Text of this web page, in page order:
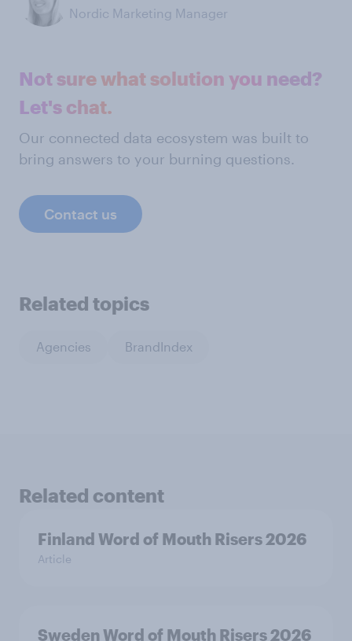
Nordic Marketing Manager
Not sure what solution you need?
Let's chat.
Our connected data ecosystem was built to
bring answers to your burning questions.
Contact us
Related topics
Agencies BrandIndex
Related content
Finland Word of Mouth Risers 2026
Article
Sweden Word of Mouth Risers 2026